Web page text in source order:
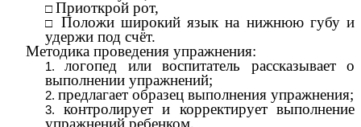
Приоткрой рот,
Положи широкий язык на нижнюю губу и
удержи под счёт.
Методика проведения упражнения:
логопед или воспитатель рассказывает о
выполнении упражнений;
предлагает образец выполнения упражнения;
контролирует и корректирует выполнение